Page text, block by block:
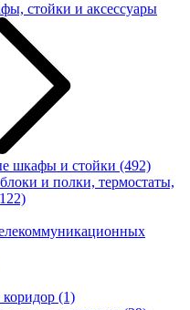
стойки и аксессуары
шкафы и стойки (492)
и полки, термостаты,
(1)